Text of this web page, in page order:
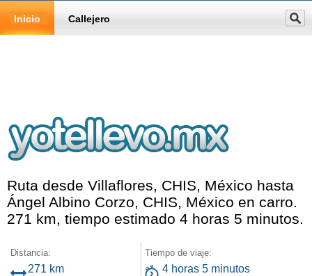
Inicio Callejero
Ruta desde Villaflores, CHIS, México hasta
Ángel Albino Corzo, CHIS, México en carro.
271 km, tiempo estimado 4 horas 5 minutos.
Distancia:
271 km
Tiempo de viaje:
4 horas 5 minutos